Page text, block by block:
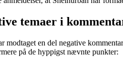
temaer i
modtaget en del negative
på de hyppigst nævnte punkter: